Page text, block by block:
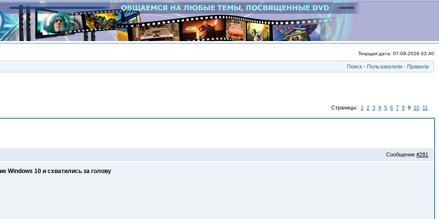
Текущая дата: 07-08-2026 03:40
Поиск · Пользователи · Правила
Страницы: 1 2 3 4 5 6 7 8 9 10 11
Сообщение #281
Windows 10 и схватились за голову